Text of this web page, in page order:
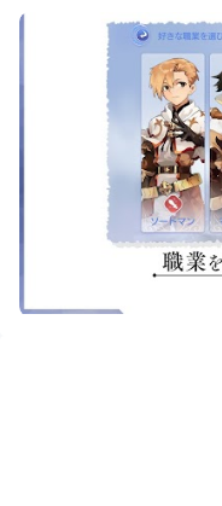
・「LDPlayerでラグ
てLDPlayerをダウン
・LDPlayerをインス
グインします。
・LDPlayerを起動し
スマホゲームをPCで
「LDPlayer」でラグ
トを紹介します。